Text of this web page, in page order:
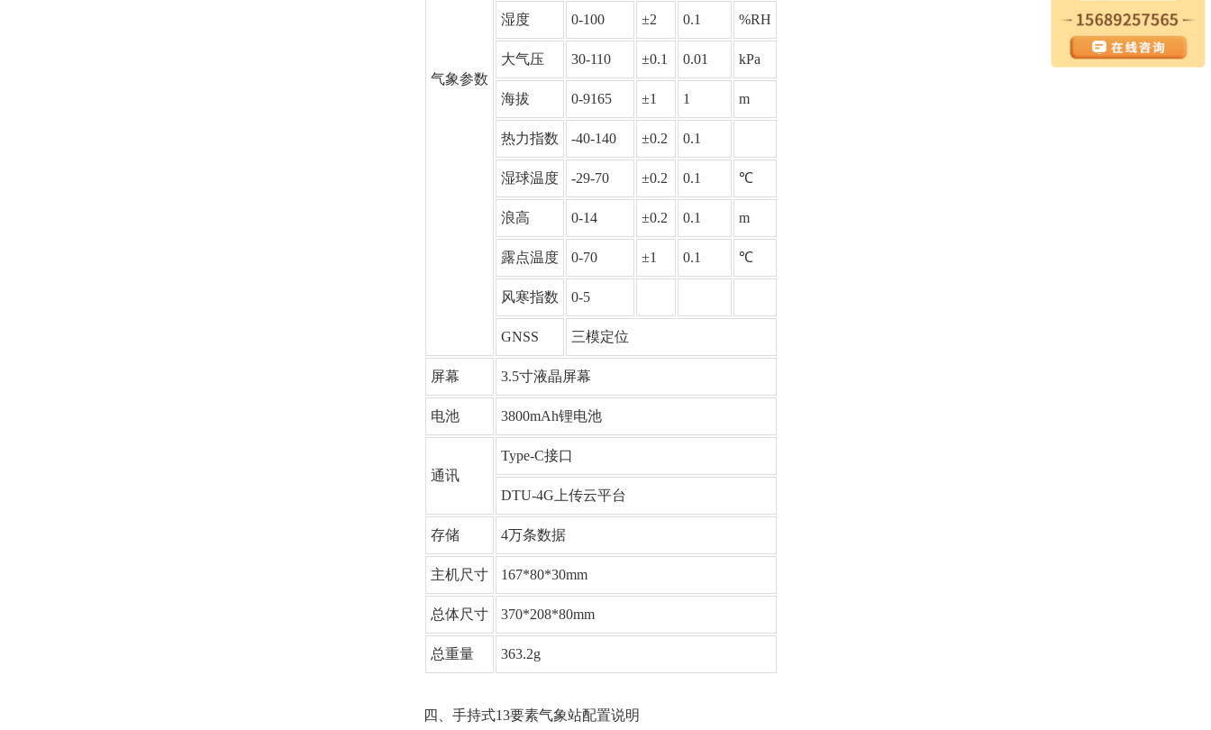
气象参数
湿度 0-100 ±2 0.1 %RH
大气压 30-110 ±0.1 0.01 kPa
海拔 0-9165 ±1 1 m
热力指数 -40-140 ±0.2 0.1
湿球温度 -29-70 ±0.2 0.1 ℃
浪高 0-14 ±0.2 0.1 m
露点温度 0-70 ±1 0.1 ℃
风寒指数 0-5
GNSS 三模定位
屏幕 3.5寸液晶屏幕
电池 3800mAh锂电池
通讯
Type-C接口
DTU-4G上传云平台
存储 4万条数据
主机尺寸 167*80*30mm
总体尺寸 370*208*80mm
总重量 363.2g
四、手持式13要素气象站配置说明